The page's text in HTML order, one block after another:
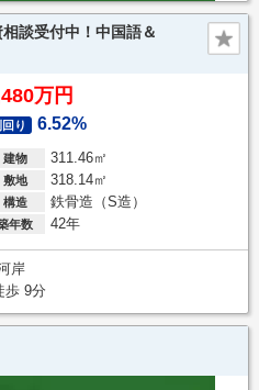
談受付中！中国語＆
万円
り 6.52%
建物 311.46㎡
敷地 318.14㎡
構造 鉄骨造（S造）
年数 42年
岸
歩 9分